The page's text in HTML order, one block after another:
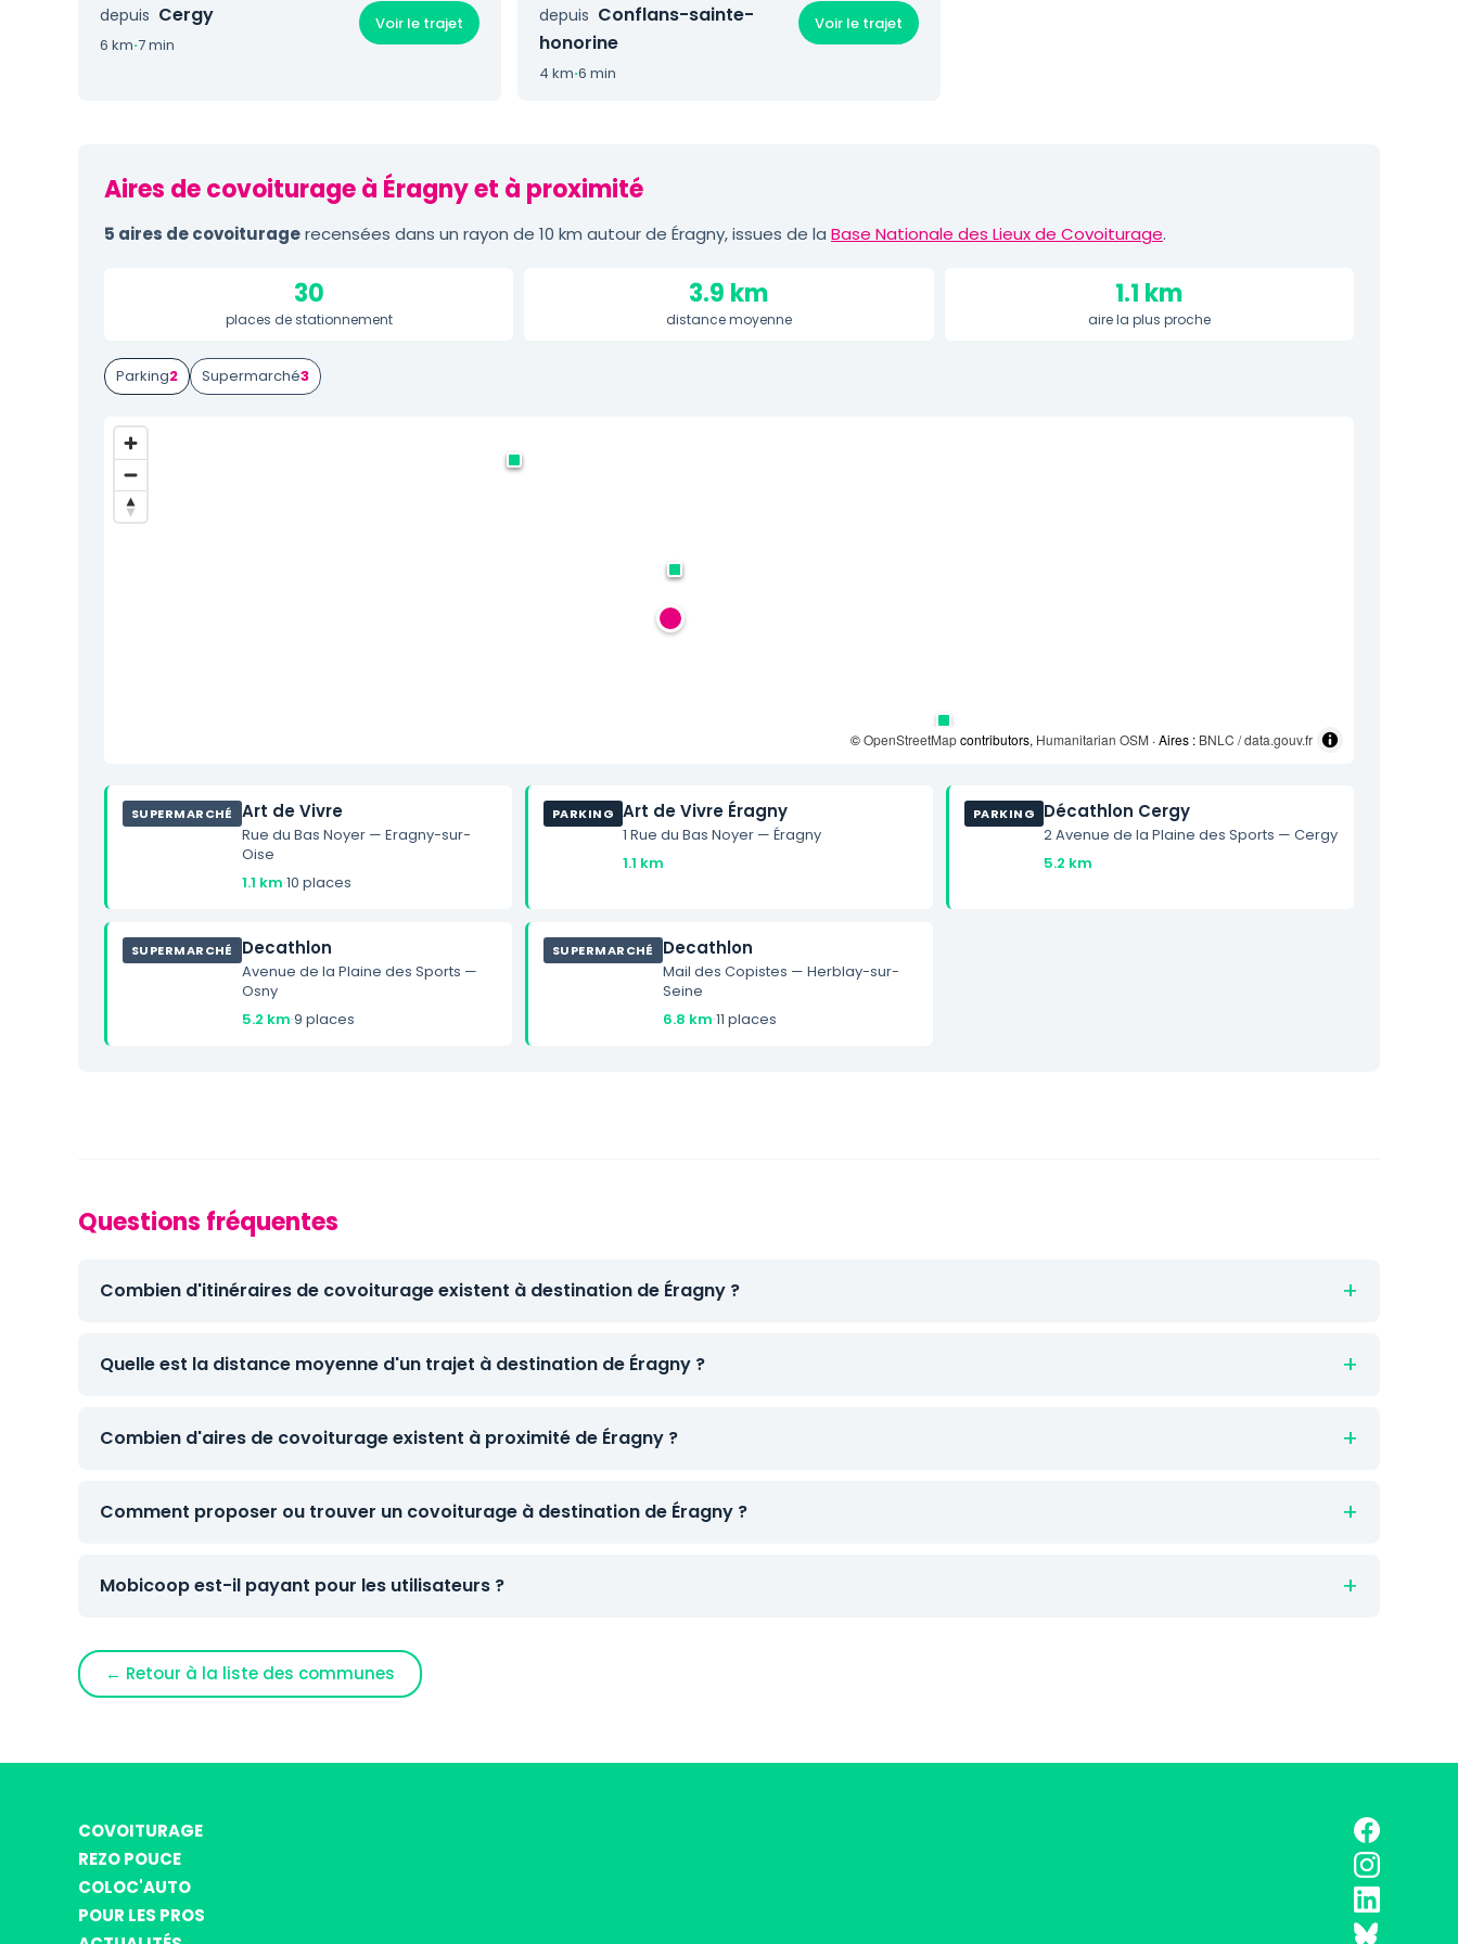
depuis Cergy
6 km·7 min
Voir le trajet depuis Conflans-sainte-
honorine
4 km·6 min
Voir le trajet
Aires de covoiturage à Éragny et à proximité
5 aires de covoituragerecensées dans un rayon de 10 km autour de Éragny, issues de la Base Nationale des Lieux de Covoiturage.
30
places de stationnement
3.9 km
distance moyenne
1.1 km
aire la plus proche
Parking2 Supermarché3
©OpenStreetMapcontributors, Humanitarian OSM · Aires : BNLC / data.gouv.fr
SUPERMARCHÉ Art de Vivre
Rue du Bas Noyer — Eragny-sur-
Oise
1.1 km·10 places
PARKING Art de Vivre Éragny
1 Rue du Bas Noyer — Éragny
1.1 km
PARKING Décathlon Cergy
2 Avenue de la Plaine des Sports — Cergy
5.2 km
SUPERMARCHÉ Decathlon
Avenue de la Plaine des Sports —
Osny
5.2 km·9 places
SUPERMARCHÉ Decathlon
Mail des Copistes — Herblay-sur-
Seine
6.8 km·11 places
Questions fréquentes
Combien d'itinéraires de covoiturage existent à destination de Éragny ?
Quelle est la distance moyenne d'un trajet à destination de Éragny ?
Combien d'aires de covoiturage existent à proximité de Éragny ?
Comment proposer ou trouver un covoiturage à destination de Éragny ?
Mobicoop est-il payant pour les utilisateurs ?
← Retour à la liste des communes
COVOITURAGE
REZO POUCE
COLOC'AUTO
POUR LES PROS